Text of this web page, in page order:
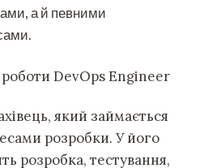
а й певними
який займається
розробки. У його
розробка, тестування,